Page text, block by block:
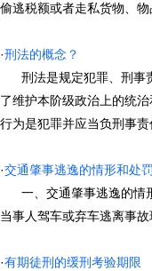
偷逃税额或者走私货物、
·刑法的概念？
刑法是规定犯罪、刑事
了维护本阶级政治上的统
行为是犯罪并应当负刑事
·交通肇事逃逸的情形和处罚
一、交通肇事逃逸的情
当事人驾车或弃车逃离事
·有期徒刑的缓刑考验期限